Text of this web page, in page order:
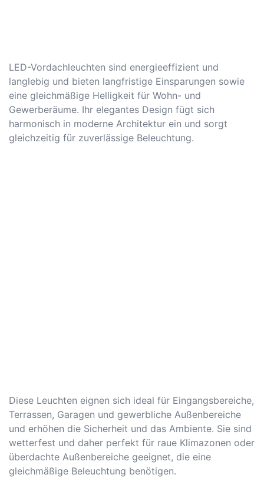
LED-Vordachleuchten sind energieeffizient und
langlebig und bieten langfristige Einsparungen sowie
eine gleichmäßige Helligkeit für Wohn- und
Gewerberäume. Ihr elegantes Design fügt sich
harmonisch in moderne Architektur ein und sorgt
gleichzeitig für zuverlässige Beleuchtung.
Diese Leuchten eignen sich ideal für Eingangsbereiche,
Terrassen, Garagen und gewerbliche Außenbereiche
und erhöhen die Sicherheit und das Ambiente. Sie sind
wetterfest und daher perfekt für raue Klimazonen oder
überdachte Außenbereiche geeignet, die eine
gleichmäßige Beleuchtung benötigen.